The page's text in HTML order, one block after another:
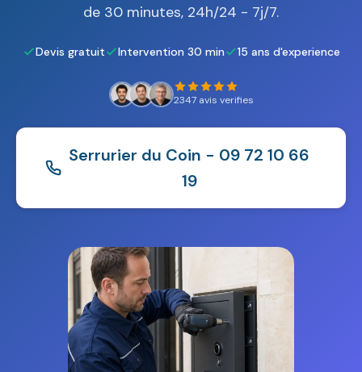
de 30 minutes, 24h/24 - 7j/7.
Devis gratuit Intervention 30 min 15 ans d'experience
2347 avis verifies
Serrurier du Coin - 09 72 10 66
19